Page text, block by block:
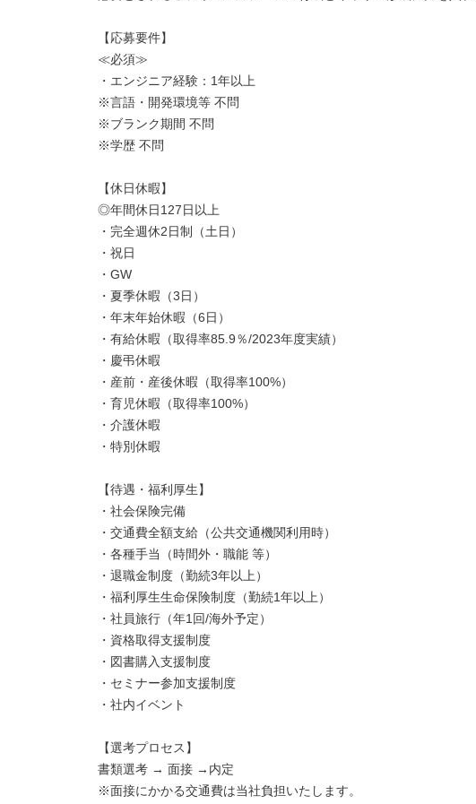
【応募要件】
≪必須≫
・エンジニア経験：1年以上
※言語・開発環境等 不問
※ブランク期間 不問
※学歴 不問
【休日休暇】
◎年間休日127日以上
・完全週休2日制（土日）
・祝日
・GW
・夏季休暇（3日）
・年末年始休暇（6日）
・有給休暇（取得率85.9％/2023年度実績）
・慶弔休暇
・産前・産後休暇（取得率100%）
・育児休暇（取得率100%）
・介護休暇
・特別休暇
【待遇・福利厚生】
・社会保険完備
・交通費全額支給（公共交通機関利用時）
・各種手当（時間外・職能 等）
・退職金制度（勤続3年以上）
・福利厚生生命保険制度（勤続1年以上）
・社員旅行（年1回/海外予定）
・資格取得支援制度
・図書購入支援制度
・セミナー参加支援制度
・社内イベント
【選考プロセス】
書類選考 → 面接 →内定
※面接にかかる交通費は当社負担いたします。